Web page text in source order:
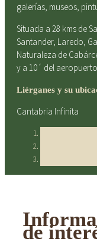
galerías, museos,
Situada a 28 kms de
Santander, Laredo,
Naturaleza de
y a 10´ del
Liérganes y su
Cantabria Infinita
de